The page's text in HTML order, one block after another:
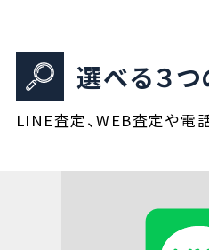
選べる３
LINE査定、WEB査定や電